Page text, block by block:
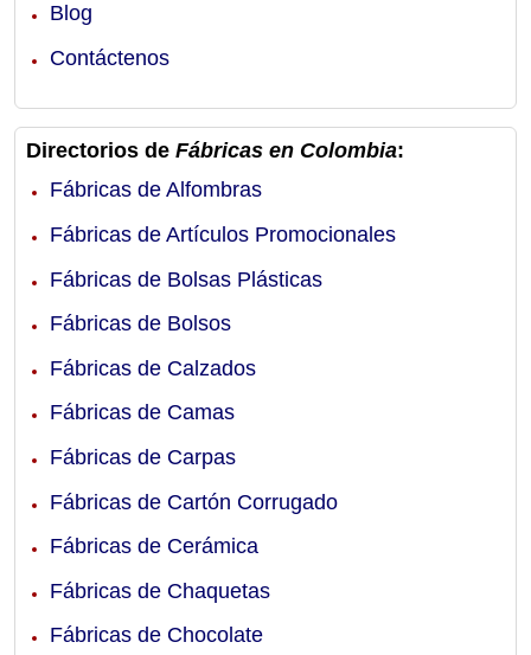
Blog
Contáctenos
Directorios de Fábricas en Colombia:
Fábricas de Alfombras
Fábricas de Artículos Promocionales
Fábricas de Bolsas Plásticas
Fábricas de Bolsos
Fábricas de Calzados
Fábricas de Camas
Fábricas de Carpas
Fábricas de Cartón Corrugado
Fábricas de Cerámica
Fábricas de Chaquetas
Fábricas de Chocolate